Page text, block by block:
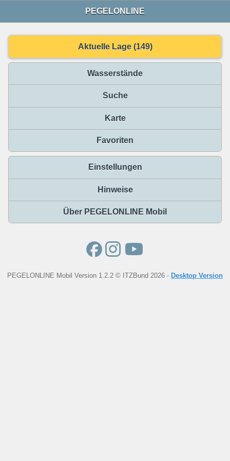
PEGELONLINE
Aktuelle Lage (149)
Wasserstände
Suche
Karte
Favoriten
Einstellungen
Hinweise
Über PEGELONLINE Mobil
PEGELONLINE Mobil Version 1.2.2 © ITZBund 2026 - Desktop Version